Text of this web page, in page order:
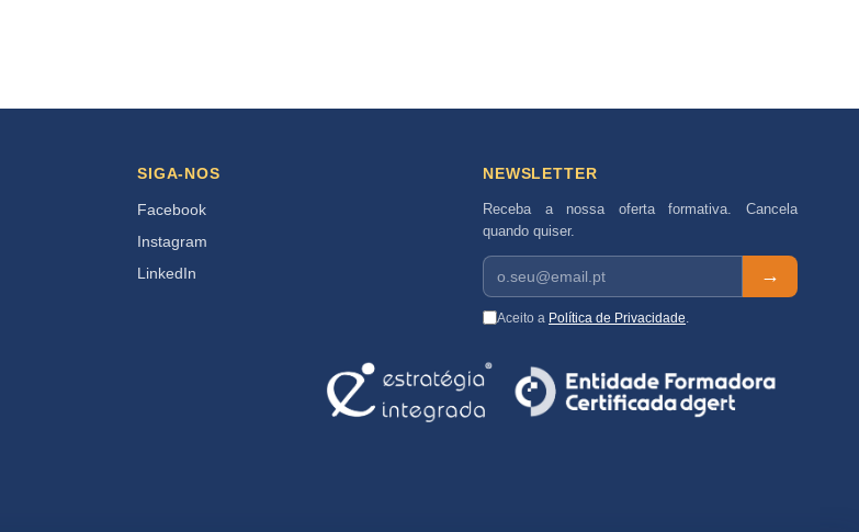
SIGA-NOS
Facebook
Instagram
LinkedIn
NEWSLETTER
Receba a nossa oferta formativa. Cancela
quando quiser.
→
Aceito a Política de Privacidade